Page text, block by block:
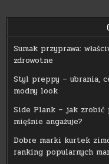
Sumak przyprawa:
zdrowotne
Styl preppy – ubrania,
modny look
Side Plank – jak
mięśnie angażuje?
Dobre marki kurtek
ranking popularnych